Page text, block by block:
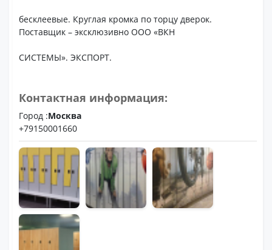
бесклеевые. Круглая кромка по торцу дверок.
Поставщик – эксклюзивно ООО «ВКН
СИСТЕМЫ». ЭКСПОРТ.
Контактная информация:
Город :Москва
+79150001660